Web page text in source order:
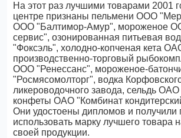
На этот раз лучшими товарами 2001
центре признаны пельмени ООО
ООО "Балтимор-Амур", мороженое
сервис", озонированная питьевая
"Фоксэль", холодно-копченая кета
производственно-торговый
ООО "Ренессанс", мороженое-
"Росмясомолторг", водка
ликероводочного завода, сельдь
конфеты ОАО "Комбинат
Они удостоены дипломов и получили
использовать марку лучшего товара
своей продукции.